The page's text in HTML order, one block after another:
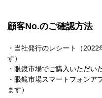
顧客No.のご確認方法
・当社発行のレシート（
す）
・眼鏡市場でご購入いただい
・眼鏡市場スマートフォンア
ます）